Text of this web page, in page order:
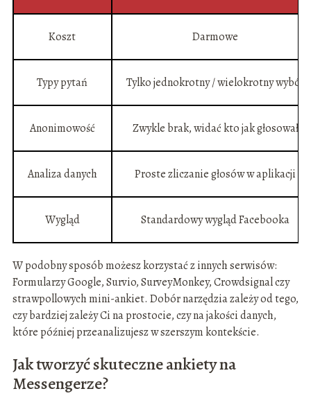
Koszt Darmowe
Typy pytań Tylko jednokrotny / wielokrotny wybór
Anonimowość Zwykle brak, widać kto jak głosował
Analiza danych Proste zliczanie głosów w aplikacji
Wygląd Standardowy wygląd Facebooka
W podobny sposób możesz korzystać z innych serwisów:
Formularzy Google, Survio, SurveyMonkey, Crowdsignal czy
strawpollowych mini-ankiet. Dobór narzędzia zależy od tego,
czy bardziej zależy Ci na prostocie, czy na jakości danych,
które później przeanalizujesz w szerszym kontekście.
Jak tworzyć skuteczne ankiety na
Messengerze?